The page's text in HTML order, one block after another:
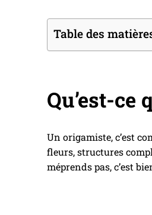
Table des
Qu’est-ce
Un origamiste, c’est
fleurs, structures
méprends pas, c’est